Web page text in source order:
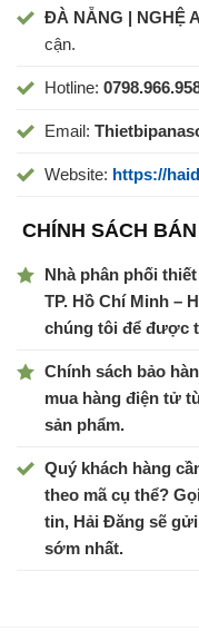
ĐÀ NẴNG | NGHỆ
cận.
Hotline:
Email:
Website: https://
CHÍNH SÁCH
Nhà phân phối
TP. Hồ Chí Minh –
chúng tôi để được
Chính sách bảo
mua hàng điện tử
sản phẩm.
Quý khách hàng
theo mã cụ thể?
tin, Hải Đăng sẽ
sớm nhất.